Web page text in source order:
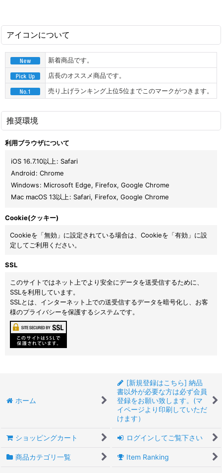
アイコンについて
新着商品です。
店長のオススメ商品です。
売り上げランキング上位5位までこのマークがつきます。
推奨環境
利用ブラウザについて
iOS 16.7.10以上: Safari
Android: Chrome
Windows: Microsoft Edge, Firefox, Google Chrome
Mac macOS 13以上: Safari, Firefox, Google Chrome
Cookie(クッキー)
Cookieを「無効」に設定されている場合は、Cookieを「有効」に設
定してご利用ください。
SSL
このサイトではネット上でより安全にデータを送受信するために、
SSLを利用しています。
SSLとは、インターネット上での送受信するデータを暗号化し、お客
様のプライバシーを保護するシステムです。
ホーム
[新規登録はこちら] 納品
書以外が必要な方は必ず会員
登録をお願い致します。(マ
イページより印刷していただ
けます）
ショッピングカート ログインしてご覧下さい
商品カテゴリ一覧 Item Ranking